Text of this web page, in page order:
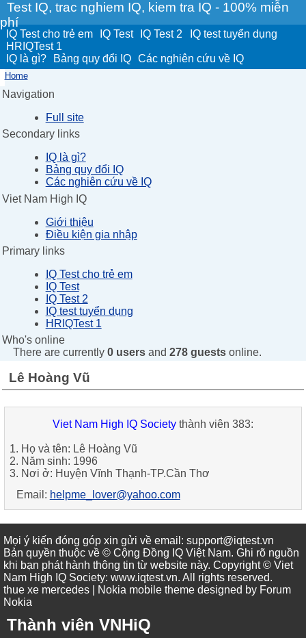
Test IQ, trac nghiem IQ, kiem tra IQ - 100% miễn
phí
IQ Test cho trẻ em IQ Test IQ Test 2
IQ test tuyển dụng
HRIQTest 1
IQ là gì?
Bảng quy đổi IQ Các nghiên cứu về IQ
Home
Navigation
Full site
Secondary links
IQ là gì?
Bảng quy đổi IQ
Các nghiên cứu về IQ
Viet Nam High IQ
Giới thiệu
Điều kiện gia nhập
Primary links
IQ Test cho trẻ em
IQ Test
IQ Test 2
IQ test tuyển dụng
HRIQTest 1
Who's online
There are currently 0 usersand 278 guestsonline.
Lê Hoàng Vũ
Viet Nam High IQ Societythành viên 383:
1. Họ và tên: Lê Hoàng Vũ
2. Năm sinh: 1996
3. Nơi ở: Huyện Vĩnh Thạnh-TP.Cần Thơ
Email: helpme_lover@yahoo.com
Mọi ý kiến đóng góp xin gửi về email: support@iqtest.vn
Bản quyền thuộc về © Cộng Đồng IQ Việt Nam. Ghi rõ nguồn
khi bạn phát hành thông tin từ website này. Copyright © Viet
Nam High IQ Society: www.iqtest.vn. All rights reserved.
thue xe mercedes | Nokia mobile theme designed by Forum
Nokia
Thành viên VNHiQ